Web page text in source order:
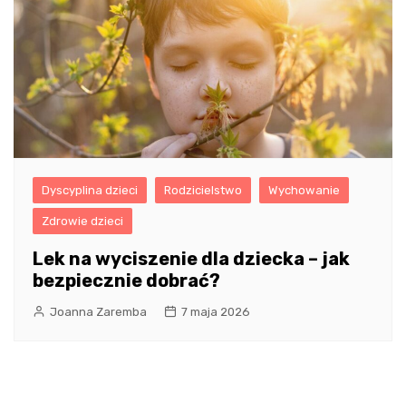
Dyscyplina dzieci Rodzicielstwo Wychowanie
Zdrowie dzieci
Lek na wyciszenie dla dziecka – jak
bezpiecznie dobrać?
Joanna Zaremba 7 maja 2026